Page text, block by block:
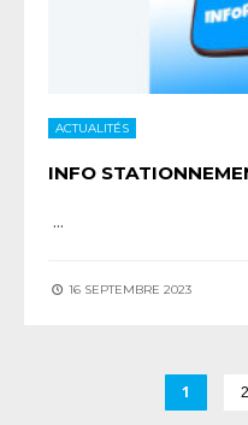
ACTUALITÉS
INFO
...
16 SEPTEMBRE 2023
1 2